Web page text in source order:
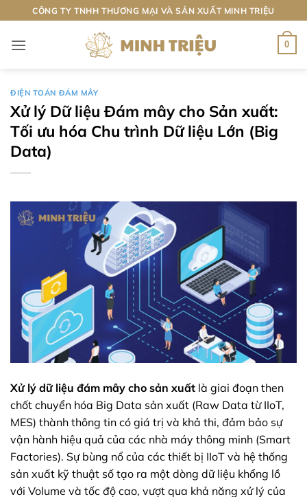
qua
nội
CÔNG TY TNHH THƯƠNG MẠI VÀ SẢN XUẤT MINH TRIỆU
0
ĐIỆN TOÁN ĐÁM MÂY
Xử lý Dữ liệu Đám mây cho Sản xuất:
Tối ưu hóa Chu trình Dữ liệu Lớn (Big
Data)
Xử lý dữ liệu đám mây cho sản xuất là giai đoạn then
chốt chuyển hóa Big Data sản xuất (Raw Data từ IIoT,
MES) thành thông tin có giá trị và khả thi, đảm bảo sự
vận hành hiệu quả của các nhà máy thông minh (Smart
Factories). Sự bùng nổ của các thiết bị IIoT và hệ thống
sản xuất kỹ thuật số tạo ra một dòng dữ liệu khổng lồ
với Volume và tốc độ cao, vượt qua khả năng xử lý của